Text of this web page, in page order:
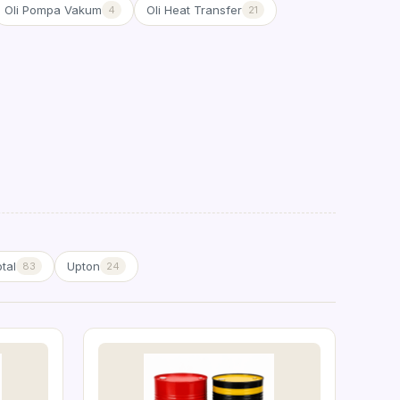
Oli Pompa Vakum 4 Oli Heat Transfer 21
83 Upton 24